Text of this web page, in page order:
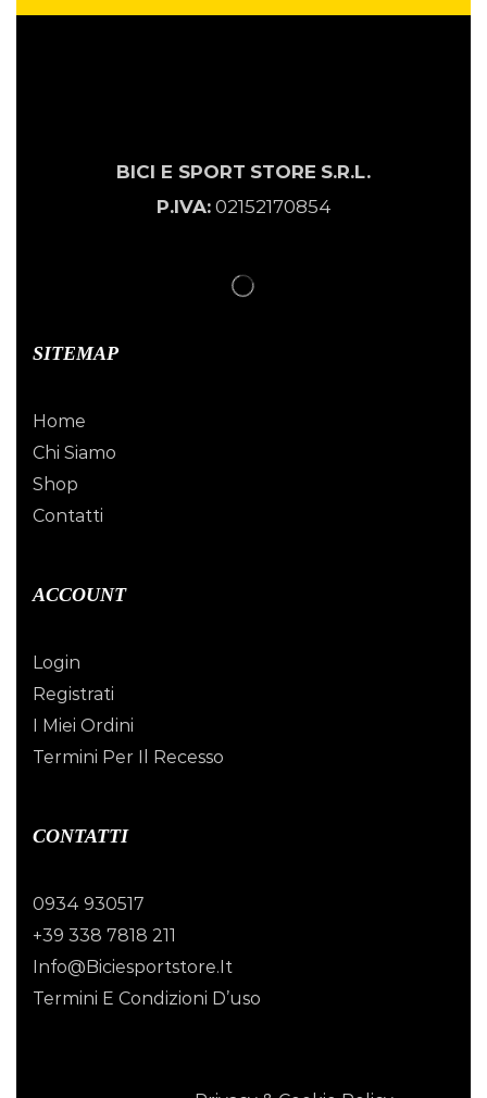
BICI E SPORT STORE S.R.L.
P.IVA:02152170854
SITEMAP
Home
Chi Siamo
Shop
Contatti
ACCOUNT
Login
Registrati
I Miei Ordini
Termini Per Il Recesso
CONTATTI
0934 930517
+39 338 7818 211
Info@biciesportstore.it
Termini E Condizioni D’uso